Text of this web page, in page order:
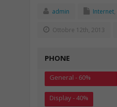
admin Internet,
Ottobre 12th, 2013
PHONE
General - 60%
Display - 40%